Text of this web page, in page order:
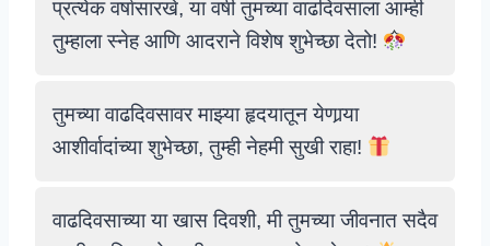
प्रत्येक वर्षासारखे, या वर्षी तुमच्या वाढदिवसाला आम्ही
तुम्हाला स्नेह आणि आदराने विशेष शुभेच्छा देतो!
तुमच्या वाढदिवसावर माझ्या हृदयातून येणार्‍या
आशीर्वादांच्या शुभेच्छा, तुम्ही नेहमी सुखी राहा!
वाढदिवसाच्या या खास दिवशी, मी तुमच्या जीवनात सदैव